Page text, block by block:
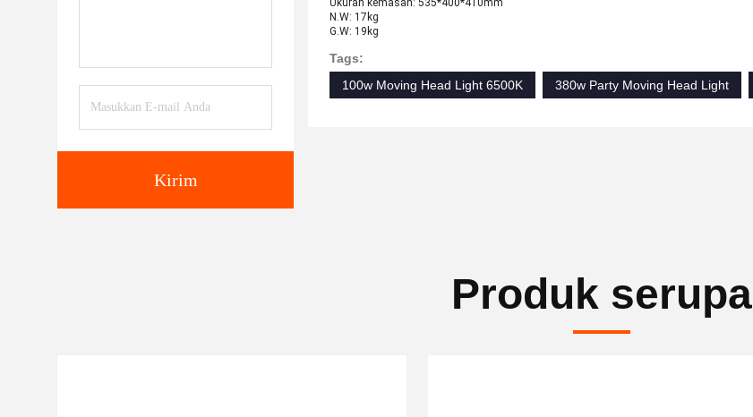
Kirim
Ukuran kemasan: 535*400*410mm
N.W: 17kg
G.W: 19kg
Tags:
100w Moving Head Light 6500K
380w Party Moving Head Light
Produk serupa